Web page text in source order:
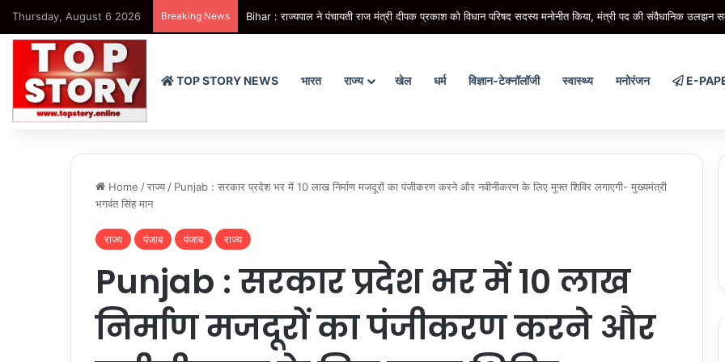
Thursday, August 6 2026 Breaking News Bihar : राज्यपाल ने पंचायती राज मंत्री दीपक प्रकाश को विधान परिषद सदस्य मनोनीत किया, मंत्री पद की संवैधानिक उलझन
TOP STORY NEWS भारत राज्य खेल धर्म विज्ञान-टेक्नॉलॉजी स्वास्थ्य मनोरंजन E-
Home /राज्य / Punjab : सरकार प्रदेश भर में 10 लाख निर्माण मजदूरों का पंजीकरण करने और नवीनीकरण के लिए मुफ्त शिविर लगाएगी- मुख्यमंत्री
भगवंत सिंह मान
राज्य पंजाब पंजाब राज्य
Punjab : सरकार प्रदेश भर में 10 लाख
निर्माण मजदूरों का पंजीकरण करने और